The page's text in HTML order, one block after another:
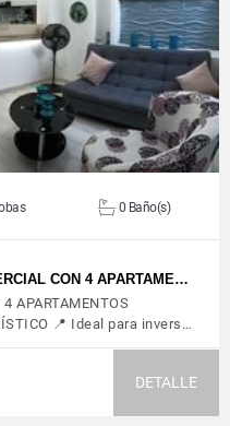
0 Baño(s)
CON 4 APARTAME…
APARTAMENTOS
📍 Ideal para invers…
DETALLE